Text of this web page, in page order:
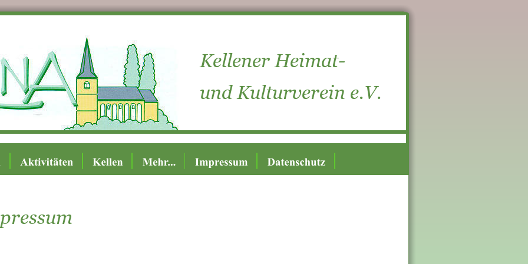
Kellener Heimat-
und Kulturverein e.V.